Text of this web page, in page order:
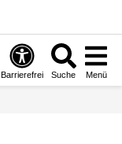
Barrierefrei Suche Menü